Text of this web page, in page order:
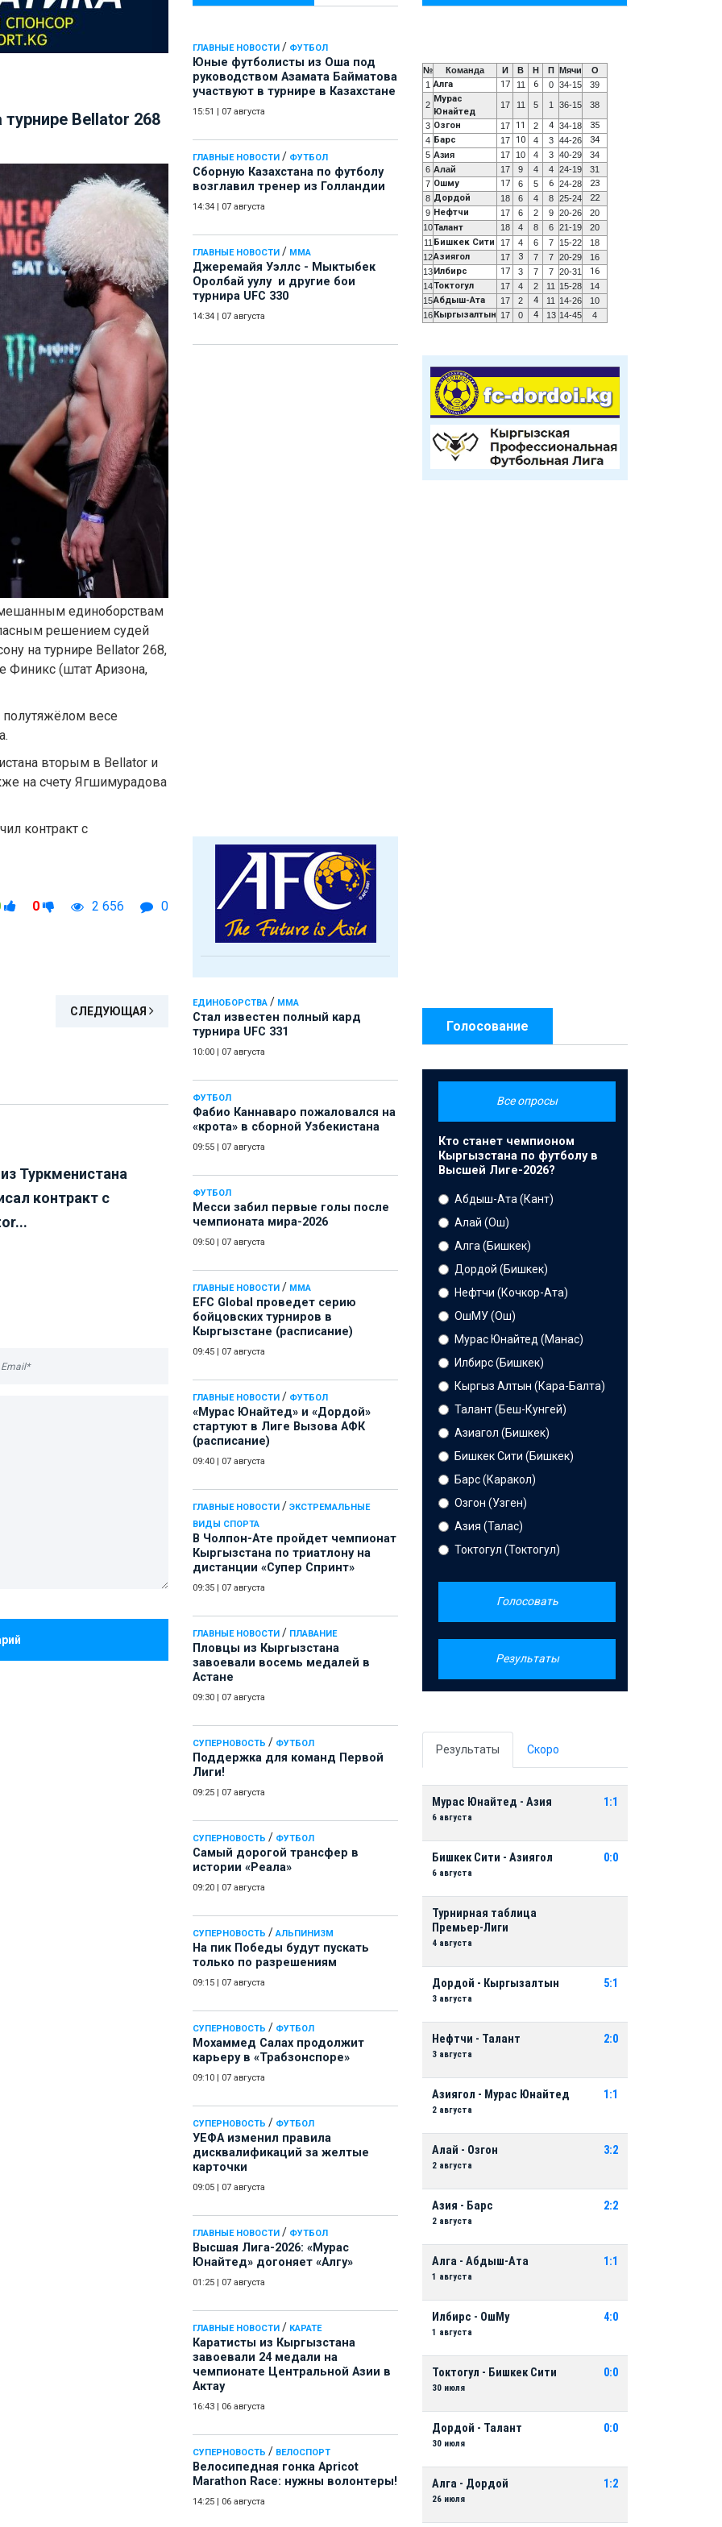
ГЛАВНЫЕ НОВОСТИ / ФУТБОЛ
Юные футболисты из Оша под
руководством Азамата Байматова
участвуют в турнире в Казахстане
15:51 07 августа
ГЛАВНЫЕ НОВОСТИ / ФУТБОЛ
Сборную Казахстана по футболу
возглавил тренер из Голландии
14:34 07 августа
ГЛАВНЫЕ НОВОСТИ / ММА
Джеремайя Уэллс - Мыктыбек
Оролбай уулу и другие бои
турнира UFC 330
14:34 07 августа
ЕДИНОБОРСТВА / ММА
Стал известен полный кард
турнира UFC 331
10:00 07 августа
ФУТБОЛ
Фабио Каннаваро пожаловался на
«крота» в сборной Узбекистана
09:55 07 августа
ФУТБОЛ
Месси забил первые голы после
чемпионата мира-2026
09:50 07 августа
ГЛАВНЫЕ НОВОСТИ / ММА
EFC Global проведет серию
бойцовских турниров в
Кыргызстане (расписание)
09:45 07 августа
ГЛАВНЫЕ НОВОСТИ / ФУТБОЛ
«Мурас Юнайтед» и «Дордой»
стартуют в Лиге Вызова АФК
(расписание)
09:40 07 августа
ГЛАВНЫЕ НОВОСТИ / ЭКСТРЕМАЛЬНЫЕ
ВИДЫ СПОРТА
В Чолпон-Ате пройдет чемпионат
Кыргызстана по триатлону на
дистанции «Супер Спринт»
09:35 07 августа
ГЛАВНЫЕ НОВОСТИ / ПЛАВАНИЕ
Пловцы из Кыргызстана
завоевали восемь медалей в
Астане
09:30 07 августа
СУПЕРНОВОСТЬ / ФУТБОЛ
Поддержка для команд Первой
Лиги!
09:25 07 августа
СУПЕРНОВОСТЬ / ФУТБОЛ
Самый дорогой трансфер в
истории «Реала»
09:20 07 августа
СУПЕРНОВОСТЬ / АЛЬПИНИЗМ
На пик Победы будут пускать
только по разрешениям
09:15 07 августа
СУПЕРНОВОСТЬ / ФУТБОЛ
Мохаммед Салах продолжит
карьеру в «Трабзонспоре»
09:10 07 августа
СУПЕРНОВОСТЬ / ФУТБОЛ
УЕФА изменил правила
дисквалификаций за желтые
карточки
09:05 07 августа
ГЛАВНЫЕ НОВОСТИ / ФУТБОЛ
Высшая Лига-2026: «Мурас
Юнайтед» догоняет «Алгу»
01:25 07 августа
ГЛАВНЫЕ НОВОСТИ / КАРАТЕ
Каратисты из Кыргызстана
завоевали 24 медали на
чемпионате Центральной Азии в
Актау
16:43 06 августа
СУПЕРНОВОСТЬ / ВЕЛОСПОРТ
Велосипедная гонка Apricot
Marathon Race: нужны волонтеры!
14:25 06 августа
турнире Bellator 268
единоборствам
решением судей
на турнире Bellator 268,
Финикс (штат Аризона,
полутяжёлом весе
вторым в Bellator и
на счету Ягшимурадова
контракт с
0 2 656 0
СЛЕДУЮЩАЯ
Туркменистана
контракт с
№ Команда И В Н П Мячи
О
1 Алга 17 11 6 0 34-15 39
2
Мурас
Юнайтед
17 11 5 1 36-15 38
3 Озгон 17 11 2 4 34-18 35
4 Барс 17 10 4 3 44-26 34
5 Азия 17 10 4 3 40-29
34
6 Алай 17 9 4 4 24-19
31
7 Ошму 17 6 5 6 24-28 23
8 Дордой 18 6 4 8 25-24 22
9 Нефтчи 17 6 2 9 20-26
20
10Талант 18 4 8 6 21-19
20
11 Бишкек Сити 17 4 6 7 15-22
18
12Азиягол 17 3 7 7 20-29
16
13 Илбирс 17 3 7 7 20-31 16
14Токтогул 17 4 2 11 15-28
14
15Абдыш-Ата 17 2 4 11 14-26
10
16 Кыргызалтын 17 0 4 13 14-45 4
Голосование
Все опросы
Кто станет чемпионом
Кыргызстана по футболу в
Высшей Лиге-2026?
Абдыш-Ата (Кант)
Алай (Ош)
Алга (Бишкек)
Дордой (Бишкек)
Нефтчи (Кочкор-Ата)
ОшМУ (Ош)
Мурас Юнайтед (Манас)
Илбирс (Бишкек)
Кыргыз Алтын (Кара-Балта)
Талант (Беш-Кунгей)
Азиагол (Бишкек)
Бишкек Сити (Бишкек)
Барс (Каракол)
Озгон (Узген)
Азия (Талас)
Токтогул (Токтогул)
Голосовать
Результаты
Результаты Скоро
Мурас Юнайтед - Азия
6 августа
1:1
Бишкек Сити - Азиягол
6 августа
0:0
Турнирная таблица
Премьер-Лиги
4 августа
Дордой - Кыргызалтын
3 августа
5:1
Нефтчи - Талант
3 августа
2:0
Азиягол - Мурас Юнайтед
2 августа
1:1
Алай - Озгон
2 августа
3:2
Азия - Барс
2 августа
2:2
Алга - Абдыш-Ата
1 августа
1:1
Илбирс - ОшМу
1 августа
4:0
Токтогул - Бишкек Сити
30 июля
0:0
Дордой - Талант
30 июля
0:0
Алга - Дордой
26 июля
1:2